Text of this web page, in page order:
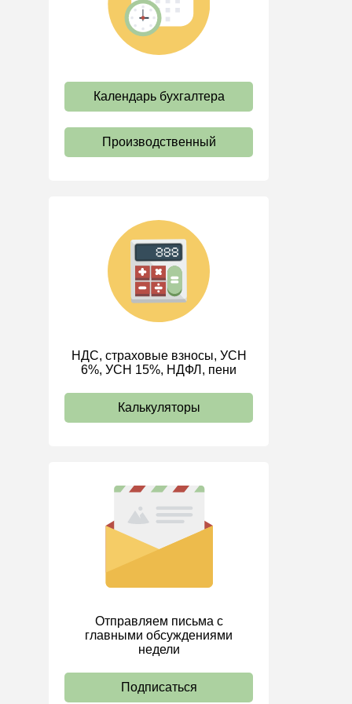
труда
Отпуск и время отдыха
Ответственность и
взыскания
Пенсии
должностные инструкции
Трудовые книжки
Кадровые документы и
образцы
Персональные данные
ИП
Календарь бухгалтера
Производственный
НДС, страховые взносы, УСН
6%, УСН 15%, НДФЛ, пени
Калькуляторы
Отправляем письма с
главными обсуждениями
недели
Подписаться